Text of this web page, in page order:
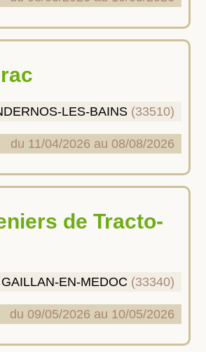
LES-BAINS (33510)
du 11/04/2026 au 08/08/2026
GAILLAN-EN-MEDOC (33340)
du 09/05/2026 au 10/05/2026